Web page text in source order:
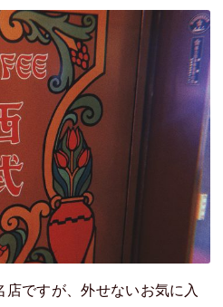
ですが、外せないお気に入